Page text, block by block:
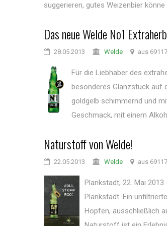
suggerieren, gutes Weizenbier könne
Das neue Welde No1 Extraherb
28.05.2013 Welde aus
Für die Liebhaber des
besonderes Glanzstück auf
goldgelb schimmernd und
Geschmack, mit einem
Naturstoff von Welde!
22.05.2013 Welde aus
Plankstadt, 22. Mai
Plankstadt. Ein
Hopfen, ausschließlich